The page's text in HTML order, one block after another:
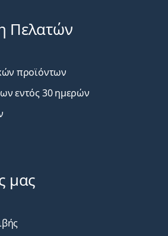
Πελατών
προϊόντων
εντός 30 ημερών
μας